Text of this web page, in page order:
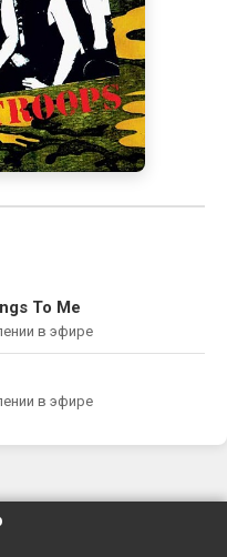
To Me
в эфире
в эфире